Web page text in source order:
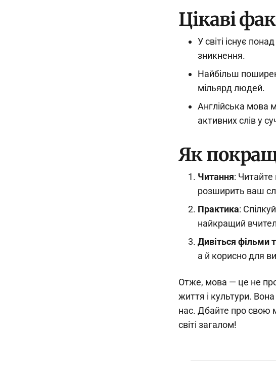
Цікаві
У світі існує
зникнення.
Найбільш
мільярд людей.
Англійська мова
активних слів у
Як
Читання:
розширить ваш
Практика:
найкращий
Дивіться фільми
а й корисно для
Отже, мова — це не
життя і культури.
нас. Дбайте про свою
світі загалом!